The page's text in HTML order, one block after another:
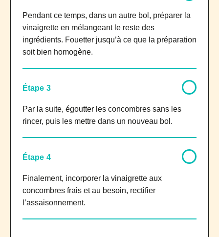
Pendant ce temps, dans un autre bol, préparer la
vinaigrette en mélangeant le reste des
ingrédients. Fouetter jusqu’à ce que la préparation
soit bien homogène.
Étape 3
Par la suite, égoutter les concombres sans les
rincer, puis les mettre dans un nouveau bol.
Étape 4
Finalement, incorporer la vinaigrette aux
concombres frais et au besoin, rectifier
l’assaisonnement.